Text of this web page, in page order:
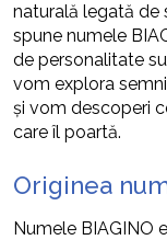
naturală legată de
spune numele
de personalitate
vom explora
și vom descoperi
care îl poartă.
Originea
Numele BIAGINO